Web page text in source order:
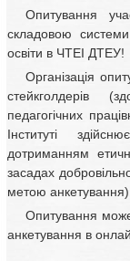
Опитування
складовою
освіти в ЧТЕІ ДТЕУ!
Організація
стейкголдерів
педагогічних
Інституті
дотриманням
засадах
метою анкетування).
Опитування
анкетування в